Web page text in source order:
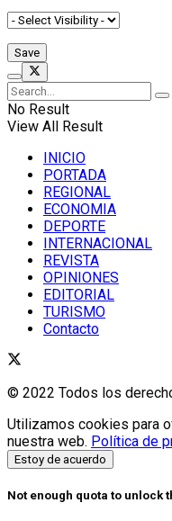
No Result
View All Result
INICIO
PORTADA
REGIONAL
ECONOMIA
DEPORTE
INTERNACIONAL
REVISTA
OPINIONES
EDITORIAL
TURISMO
Contacto
© 2022 Todos los
Utilizamos cookies para
nuestra web. Política de
Estoy de acuerdo
Not enough quota to unlock